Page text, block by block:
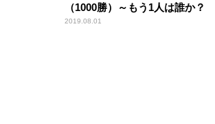
（1000勝）～もう1人は誰か？
2019.08.01